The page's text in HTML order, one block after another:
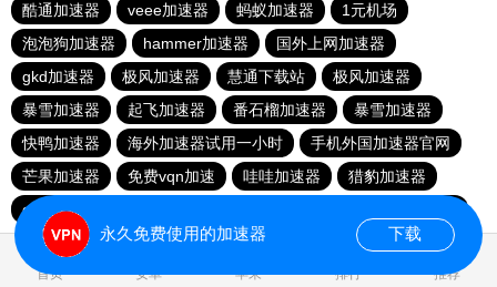
酷通加速器
veee加速器 蚂蚁加速器
1元机场
泡泡狗加速器
hammer加速器
国外上网加速器
gkd加速器
极风加速器 慧通下载站
极风加速器
暴雪加速器
起飞加速器 番石榴加速器
暴雪加速器
快鸭加速器
海外加速器试用一小时
手机外国加速器官网
芒果加速器
免费vqn加速 哇哇加速器
猎豹加速器
gkd加速器
首页 安卓 苹果 排行 推荐
永久免费使用的加速器 下载
0.039019s